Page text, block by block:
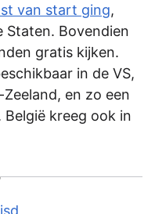
van start ging,
Staten. Bovendien
gratis kijken.
in de VS,
en zo een
België kreeg ook in